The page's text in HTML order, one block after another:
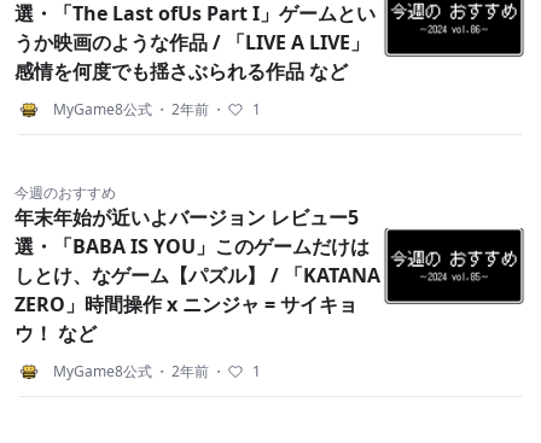
選・「The Last ofUs Part I」ゲームとい
うか映画のような作品 / 「LIVE A LIVE」
感情を何度でも揺さぶられる作品 など
MyGame8公式 ・ 2年前 ・ 1
今週のおすすめ
年末年始が近いよバージョン レビュー5
選・「BABA IS YOU」このゲームだけは
しとけ、なゲーム【パズル】 / 「KATANA
ZERO」時間操作 x ニンジャ = サイキョ
ウ！ など
MyGame8公式 ・ 2年前 ・ 1